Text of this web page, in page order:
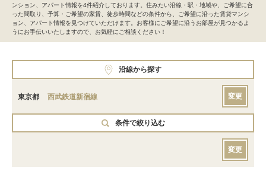
ンション、アパート情報を4件紹介しております。住みたい沿線・駅・地域や、ご希望に合
った間取り、予算・ご希望の家賃、徒歩時間などの条件から、ご希望に沿った賃貸マンシ
ョン、アパート情報を見つけていただけます。お客様にご希望に沿うお部屋が見つかるよ
うにお手伝いいたしますので、お気軽にご相談ください！
沿線から探す
東京都 西武鉄道新宿線 変更
条件で絞り込む
変更